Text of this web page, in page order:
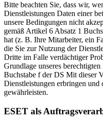
Bitte beachten Sie, dass wir,
Dienstleistungen Daten einer
unsere Bedingungen nicht
gemäß Artikel 6 Absatz 1
hat (z. B. Ihre Mitarbeiter, ein
die Sie zur Nutzung der
Dritte im Falle verdächtiger
Grundlage unseres
Buchstabe f der DS Mit dieser
Dienstleistungen erbringen und
gewährleisten.
ESET als